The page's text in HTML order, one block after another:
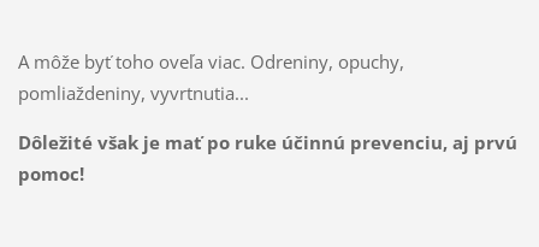
A môže byť toho oveľa viac. Odreniny, opuchy,
pomliaždeniny, vyvrtnutia...
Dôležité však je mať po ruke účinnú prevenciu, aj prvú
pomoc!